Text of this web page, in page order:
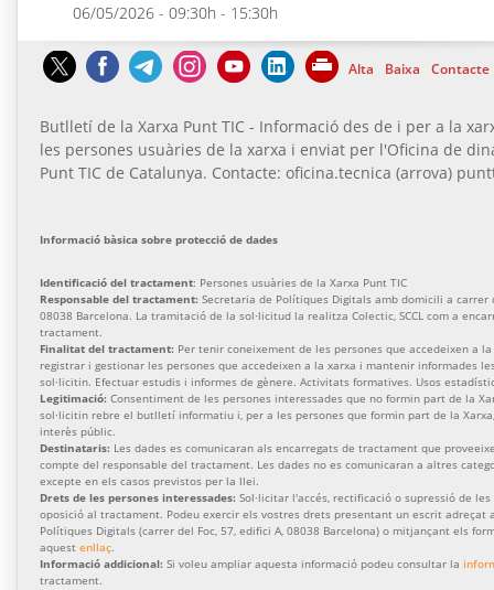
06/05/2026 - 09:30h - 15:30h
Alta Baixa Contacte
Butlletí de la Xarxa Punt TIC - Informació des de i per a la
les persones usuàries de la xarxa i enviat per l'Oficina de
Punt TIC de Catalunya. Contacte: oficina.tecnica (arrova)
Informació bàsica sobre protecció de dades
Identificació del tractament: Persones usuàries de la Xarxa Punt TIC
Responsable del tractament: Secretaria de Polítiques Digitals amb domicili a carrer
08038 Barcelona. La tramitació de la sol·licitud la realitza Colectic, SCCL com a
tractament.
Finalitat del tractament: Per tenir coneixement de les persones que accedeixen a la
registrar i gestionar les persones que accedeixen a la xarxa i mantenir informades
sol·licitin. Efectuar estudis i informes de gènere. Activitats formatives. Usos
Legitimació: Consentiment de les persones interessades que no formin part de la
sol·licitin rebre el butlletí informatiu i, per a les persones que formin part de la
interès públic.
Destinataris: Les dades es comunicaran als encarregats de tractament que
compte del responsable del tractament. Les dades no es comunicaran a altres
excepte en els casos previstos per la llei.
Drets de les persones interessades: Sol·licitar l'accés, rectificació o supressió de
oposició al tractament. Podeu exercir els vostres drets presentant un escrit adreçat
Polítiques Digitals (carrer del Foc, 57, edifici A, 08038 Barcelona) o mitjançant els
aquest enllaç.
Informació addicional: Si voleu ampliar aquesta informació podeu consultar la
tractament.